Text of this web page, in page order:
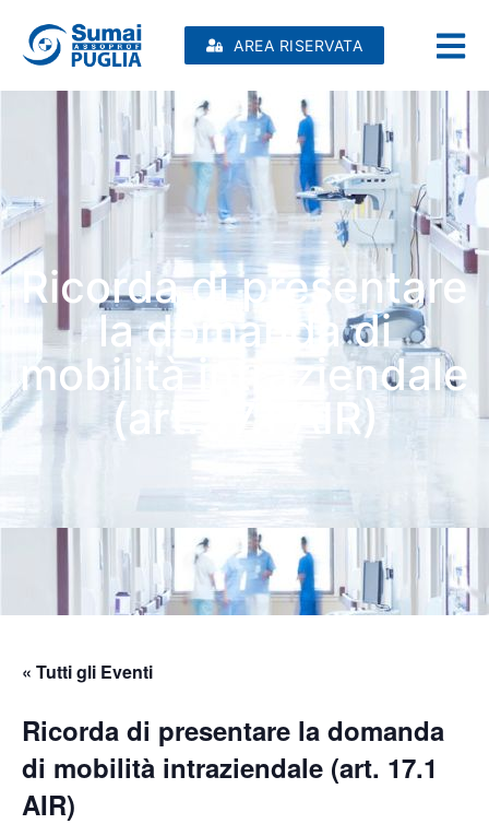
AREA RISERVATA
Ricorda di presentare
la domanda di
mobilità intraziendale
(art. 17.1 AIR)
« Tutti gli Eventi
Ricorda di presentare la domanda
di mobilità intraziendale (art. 17.1
AIR)